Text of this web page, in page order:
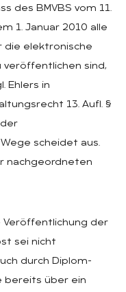
des BMVBS vom 11.
1. Januar 2010 alle
die elektronische
sind,
Ehlers in
13. Aufl. §
der
scheidet aus.
nachgeordneten
Veröffentlichung der
sei nicht
durch Diplom-
bereits über ein